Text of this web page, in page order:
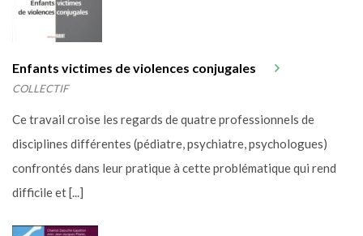
Enfants victimes de violences conjugales
COLLECTIF
Ce travail croise les regards de quatre professionnels de
disciplines différentes (pédiatre, psychiatre, psychologues)
confrontés dans leur pratique à cette problématique qui rend
difficile et [...]